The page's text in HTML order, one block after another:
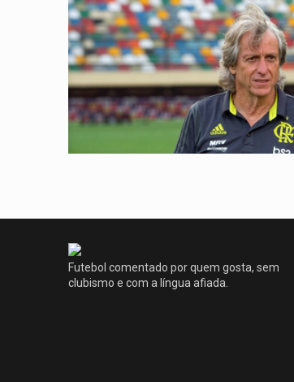
Futebol comentado por quem gosta, sem
clubismo e com a língua afiada.